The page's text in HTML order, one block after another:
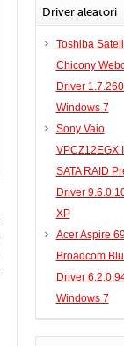
Driver aleatori
Toshiba
Chicony
Driver
Windows 7
Sony Vaio
VPCZ12EGX
SATA RAID
Driver
XP
Acer Aspire
Broadcom
Driver
Windows 7